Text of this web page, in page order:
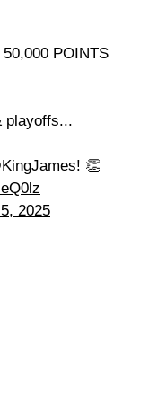
POINTS
playoffs...
! 👏
2025